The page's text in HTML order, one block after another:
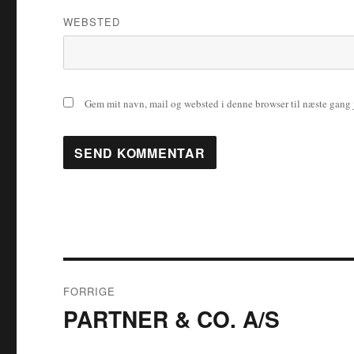
WEBSTED
Gem mit navn, mail og websted i denne browser til næste gang
FORRIGE
Forrige
PARTNER & CO. A/S